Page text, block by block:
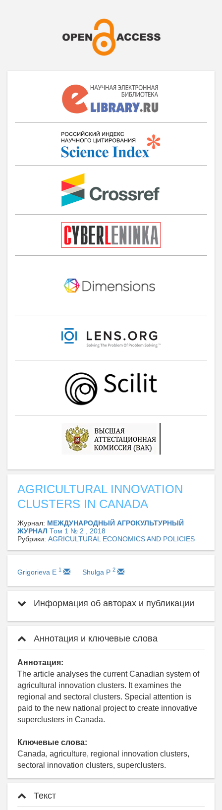
AGRICULTURAL INNOVATION
CLUSTERS IN CANADA
Журнал: МЕЖДУНАРОДНЫЙ АГРОКУЛЬТУРНЫЙ
ЖУРНАЛ Том 1 № 2 , 2018
Рубрики: AGRICULTURAL ECONOMICS AND POLICIES
Grigorieva E 1 Shulga P 2
Информация об авторах и публикации
Аннотация и ключевые слова
Аннотация:
The article analyses the current Сanadian system of
agricultural innovation clusters. It examines the
regional and sectoral clusters. Special attention is
paid to the new national project to create innovative
superclusters in Canada.
Ключевые слова:
Canada, agriculture, regional innovation clusters,
sectoral innovation clusters, superclusters.
Текст